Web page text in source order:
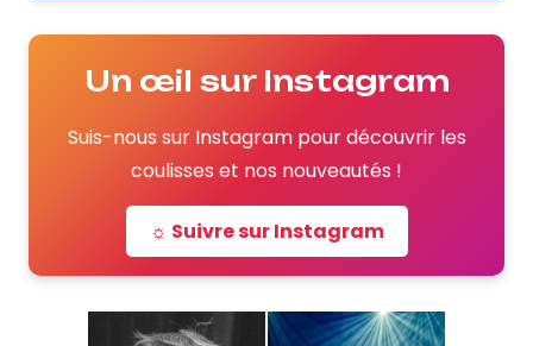
Un œil sur Instagram
Suis-nous sur Instagram pour découvrir les
coulisses et nos nouveautés !
☼ Suivre sur Instagram